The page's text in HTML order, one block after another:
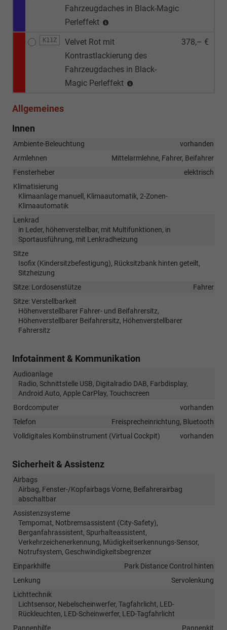
Fahrzeugdaches in Black-Magic
Perleffekt
K11Z
Velvet Rot mit
Kontrastlackierung des
Fahrzeugdaches in Black-
Magic Perleffekt
378,– €
Allgemeines
Innen
Ambiente-Beleuchtung
vorhanden
Armlehnen
Mittelarmlehne, Fahrer, Beifahrer
Fensterheber
elektrisch
Klimatisierung
Klimaanlage manuell, Klimaautomatik, 2-Zonen-
Klimaautomatik
Lenkrad
in Leder, höhenverstellbar, mit Multifunktionen, in
Sportausführung, mit Lenkradheizung
Sitze
Isofix (Kindersitzbefestigung), Rücksitzbank hinten geteilt,
Sitzheizung
Sitze: Lordosenstütze
Fahrer
Sitze: Verstellbarkeit
Höhenverstellbarer Fahrer- und Beifahrersitz,
Höhenverstellbarer Beifahrersitz, Höhenverstellbarer
Fahrersitz
Infotainment & Kommunikation
Audioanlage
Radio, Schnittstelle USB, Digitalradio DAB, Farbdisplay,
Android Auto, Apple CarPlay, Touchscreen
Bordcomputer
vorhanden
Telefon
Freisprecheinrichtung, Bluetooth
Volldigitales Kombiinstrument (Virtual Cockpit)
vorhanden
Sicherheit & Assistenz
Airbags
Airbag, Fenster-/Kopfairbags Vorne, Beifahrerairbag
abschaltbar
Assistenzsysteme
Tempomat, Notbremsassistent (City-Safety),
Berganfahrassistent, Spurhalteassistent,
Verkehrzeichenerkennung, Müdigkeitserkennungs-Sensor,
Notrufsystem, Geschwindigkeitsbegrenzer
Einparkhilfe
Park Distance Control hinten
Lenkung
Servolenkung
Lichttechnik
Lichtsensor, Nebelscheinwerfer, Tagfahrlicht, LED-
Rückleuchten, LED-Scheinwerfer, LED-Tagfahrlicht
Pannenhilfe
Pannenkit